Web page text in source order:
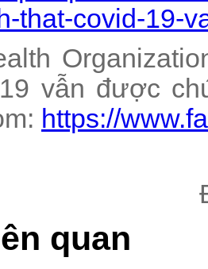
that-covid-19-
vẫn được
https://
quan